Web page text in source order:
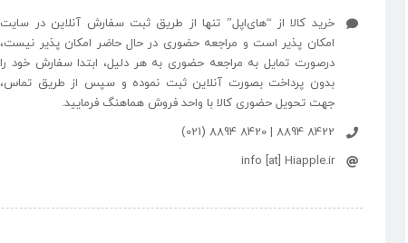
خرید کالا از “های‌اپل” تنها از طریق ثبت سفارش آنلاین در سایت
امکان پذیر است و مراجعه حضوری در حال حاضر امکان پذیر نیست،
درصورت تمایل به مراجعه حضوری به هر دلیل، ابتدا سفارش خود را
بدون پرداخت بصورت آنلاین ثبت نموده و سپس از طریق تماس،
جهت تحویل حضوری کالا با واحد فروش هماهنگ فرمایید.
8422 8894 | 8420 8894 (021)
info [at] Hiapple.ir